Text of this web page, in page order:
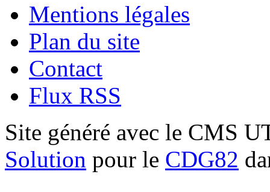
Mentions légales
Plan du site
Contact
Flux RSS
Site généré avec le CMS
Solution pour le CDG82